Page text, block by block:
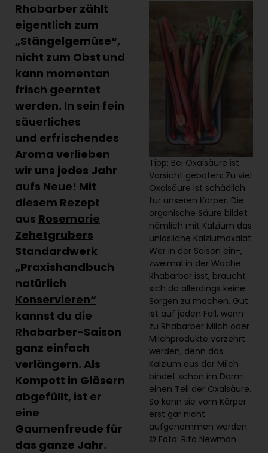
Rhabarber zählt
eigentlich zum
„Stängelgemüse“,
nicht zum Obst und
kann momentan
frisch geerntet
werden. In sein fein
säuerliches
und erfrischendes
Aroma verlieben
wir uns jedes Jahr
aufs Neue! Mit
diesem Rezept
aus Rosemarie
Zehetgrubers
Standardwerk
„Praxishandbuch
natürlich
Konservieren“
kannst du die
Rhabarber-Saison
ganz einfach
verlängern. Als
Kompott in Gläsern
abgefüllt, ist er
eine
Gaumenfreude für
das ganze Jahr.
Tipp: Bei Oxalsäure ist
Vorsicht geboten: Zu viel
Oxalsäure ist schädlich
für unseren Körper. Die
organische Säure bildet
nämlich mit Kalzium das
unlösliche Kalziumoxalat.
Wer in der Saison ein-,
zweimal in der Woche
Rhabarber isst, braucht
sich da allerdings keine
Sorgen zu machen. Gut
ist auf jeden Fall, wenn
zu Rhabarber Milch oder
Milchprodukte verzehrt
werden, denn das
Kalzium aus der Milch
bindet schon im Darm
einen Teil der Oxalsäure.
So kann sie vom Körper
erst gar nicht
aufgenommen werden.
© Foto: Rita Newman